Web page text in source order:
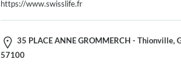
https://www.swisslife.fr
35 PLACE ANNE GROMMERCH - Thionville,
57100